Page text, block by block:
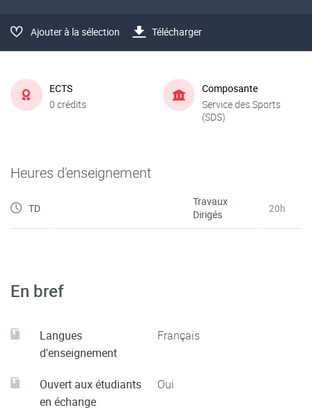
Ajouter à la sélection Télécharger
ECTS
0 crédits
Composante
Service des Sports
(SDS)
Heures d'enseignement
TD
Travaux
Dirigés
20h
En bref
Langues
d'enseignement
Français
Ouvert aux étudiants
en échange
Oui